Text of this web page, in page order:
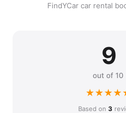
FindYCar car rental
9
out of 10
★★★★
Based on 3